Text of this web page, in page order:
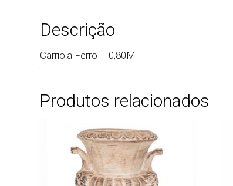
Descrição
Carriola Ferro – 0,80M
Produtos relacionados